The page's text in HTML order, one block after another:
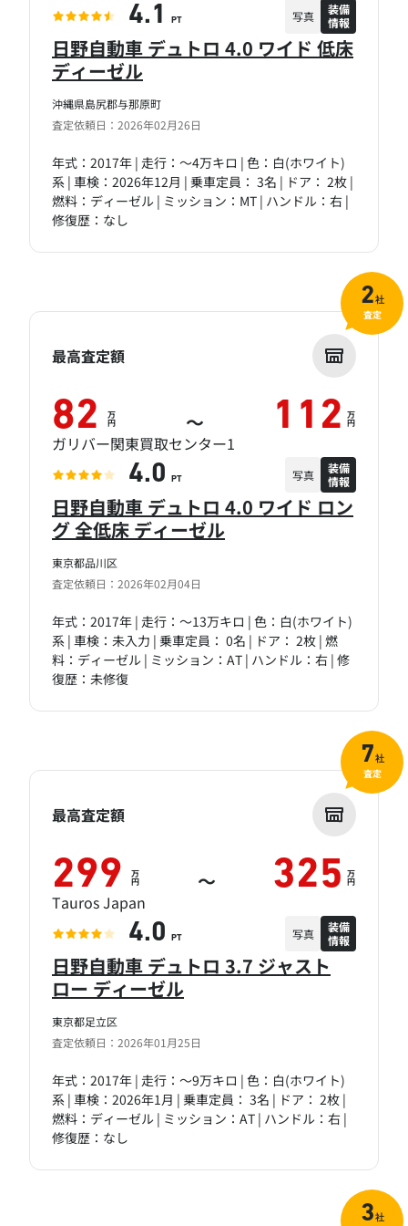
沖縄県島尻郡与那原町
査定依頼日：2026年02月26日
日野自動車 デュトロ 4.0 ワイド 低床
ディーゼル
年式：2017年 | 走行：～4万キロ | 色：白(ホワイト)
系 | 車検：2026年12月 | 乗車定員： 3名 | ドア： 2枚 |
燃料：ディーゼル | ミッション：MT | ハンドル：右 |
修復歴：なし
4.1 PT 写真
装備
情報
東京都品川区
査定依頼日：2026年02月04日
日野自動車 デュトロ 4.0 ワイド ロン
グ 全低床 ディーゼル
年式：2017年 | 走行：～13万キロ | 色：白(ホワイト)
系 | 車検：未入力 | 乗車定員： 0名 | ドア： 2枚 | 燃
料：ディーゼル | ミッション：AT | ハンドル：右 | 修
復歴：未修復
最高査定額
82 万
円 ～ 112 万
円
ガリバー関東買取センター1
4.0 PT 写真
装備
情報
2社
査定
東京都足立区
査定依頼日：2026年01月25日
日野自動車 デュトロ 3.7 ジャスト
ロー ディーゼル
年式：2017年 | 走行：～9万キロ | 色：白(ホワイト)
系 | 車検：2026年1月 | 乗車定員： 3名 | ドア： 2枚 |
燃料：ディーゼル | ミッション：AT | ハンドル：右 |
修復歴：なし
最高査定額
299 万
円 ～ 325 万
円
Tauros Japan
4.0 PT 写真
装備
情報
7社
査定
3社